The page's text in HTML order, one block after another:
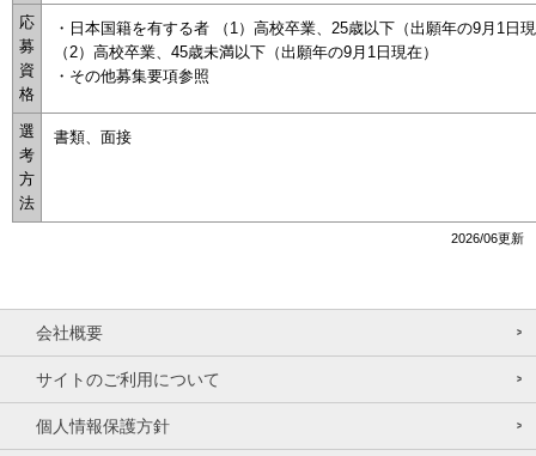
応
募
資
格
・日本国籍を有する者 （1）高校卒業、25歳以下（出願年の9月1日
（2）高校卒業、45歳未満以下（出願年の9月1日現在）
・その他募集要項参照
選
考
方
法
書類、面接
2026/06更新
会社概要
サイトのご利用について
個人情報保護方針